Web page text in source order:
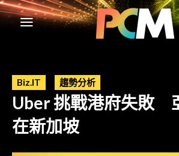
Biz.IT 趨勢分析
Uber 挑戰港府失敗
在新加坡